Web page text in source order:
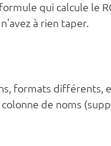
qui calcule le
à rien taper.
formats différents,
de noms